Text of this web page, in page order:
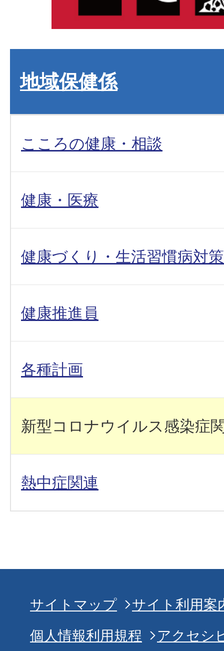
地域保健係
こころの健康・相談
健康・医療
健康づくり・生活習慣病対策
健康推進員
各種計画
新型コロナウイルス感染症
熱中症関連
サイトマップ
サイト利用案
個人情報利用規程
アクセシ